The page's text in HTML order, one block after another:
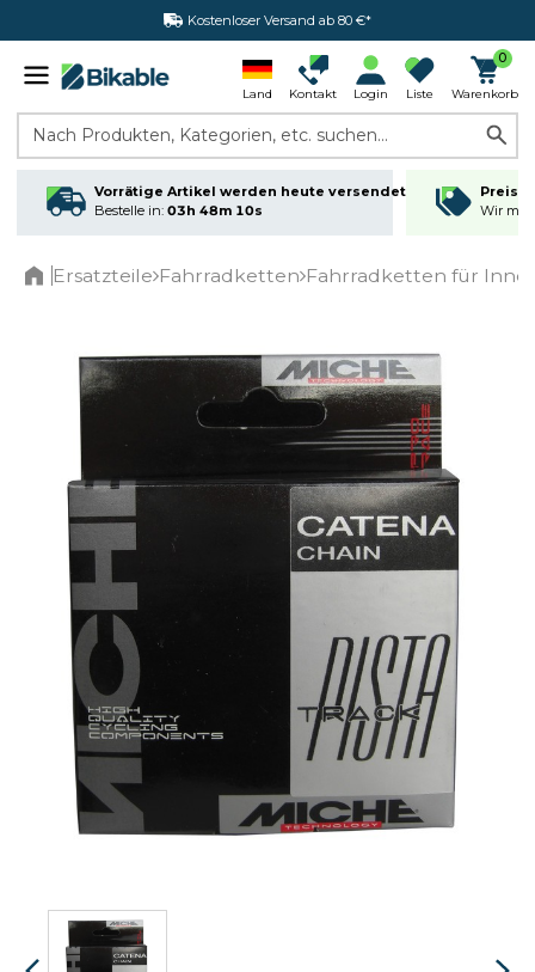
Kostenloser Versand ab 80 €*
Land Kontakt Login Liste
0
Warenkorb
Nach Produkten, Kategorien, etc. suchen...
Vorrätige Artikel werden heute versendet
Bestelle in: 03h 48m 09s
Wir
Ersatzteile Fahrradketten Fahrradketten für